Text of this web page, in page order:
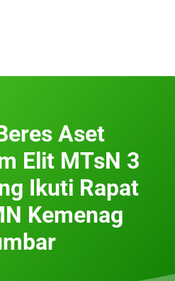
Aset
Elit MTsN 3
Ikuti Rapat
Kemenag